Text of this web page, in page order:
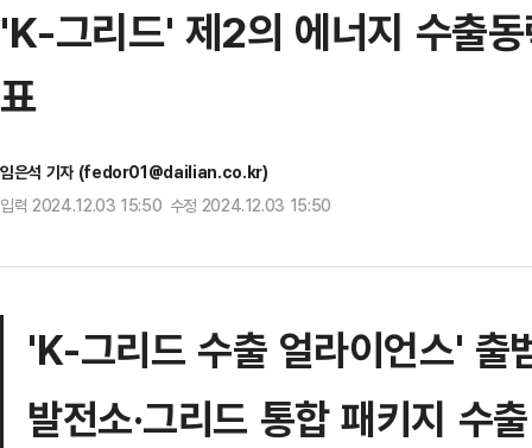
'K-그리드' 제2의 에너지 수출
표
임은석 기자 (fedor01@dailian.co.kr)
입력 2024.12.03 15:50 수정 2024.12.03 15:50
'K-그리드 수출 얼라이언스' 출
발전소·그리드 통합 패키지 수출